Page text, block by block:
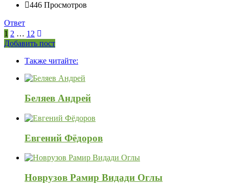
446 Просмотров
Ответ
1 2 … 12
Боковая
панель
Добавить пост
120x600Также читайте:
Беляев Андрей
Евгений Фёдоров
Новрузов Рамир Видади Оглы